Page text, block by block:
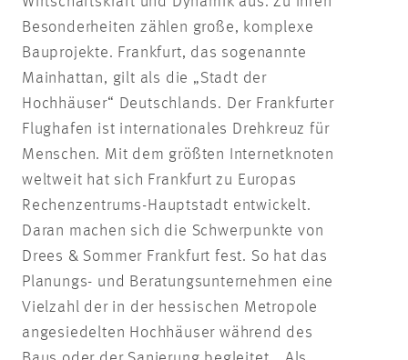
Besonderheiten zählen große, komplexe
Bauprojekte. Frankfurt, das sogenannte
Mainhattan, gilt als die „Stadt der
Hochhäuser“ Deutschlands. Der Frankfurter
Flughafen ist internationales Drehkreuz für
Menschen. Mit dem größten Internetknoten
weltweit hat sich Frankfurt zu Europas
Rechenzentrums-Hauptstadt entwickelt.
Daran machen sich die Schwerpunkte von
Drees & Sommer Frankfurt fest. So hat das
Planungs- und Beratungsunternehmen eine
Vielzahl der in der hessischen Metropole
angesiedelten Hochhäuser während des